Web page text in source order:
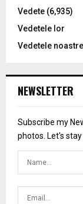
Vedete (6,935)
Vedetele lor
Vedetele noastre
NEWSLETTER
Subscribe my
photos. Let's